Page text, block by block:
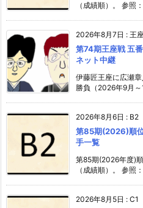
（成績順）。 参照
2026年8月7日 : 王
第74期王座戦 五
ネット中継
伊藤匠王座に広瀬
勝負（2026年9月～
2026年8月6日 : B2
第85期(2026)順
手一覧
第85期(2026年度)
（成績順）。 参照
2026年8月5日 : C1